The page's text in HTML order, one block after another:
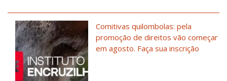
Comitivas quilombolas: pela
promoção de direitos vão começar
em agosto. Faça sua inscrição